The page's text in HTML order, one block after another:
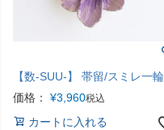
【数-SUU-】 帯留/スミレ一輪
価格：
¥3,960税込
カートに入れる